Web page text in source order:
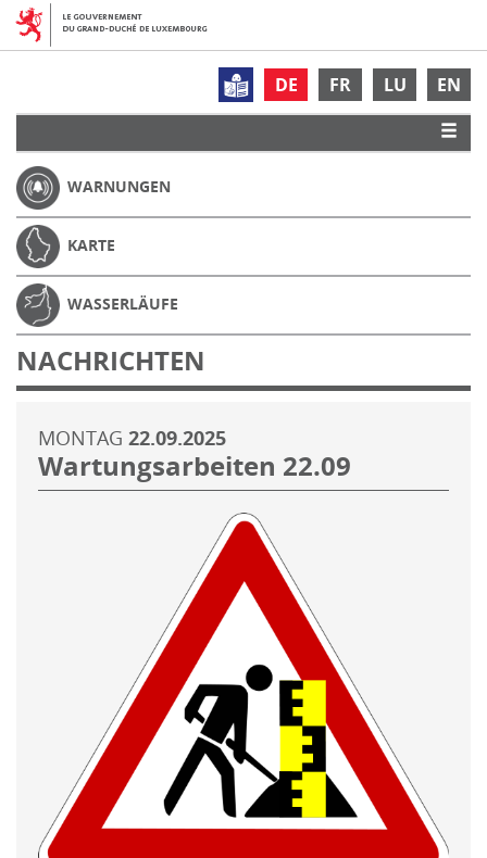
DE FR LU EN
WARNUNGEN
KARTE
WASSERLÄUFE
NACHRICHTEN
MONTAG 22.09.2025
Wartungsarbeiten 22.09